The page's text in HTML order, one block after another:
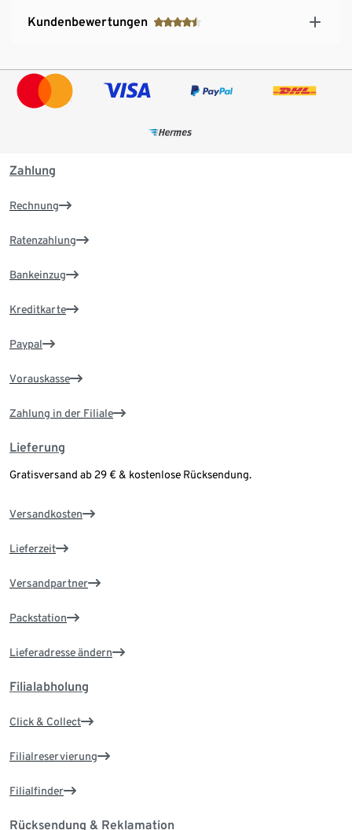
Kundenbewertungen
Zahlung
Rechnung
Ratenzahlung
Bankeinzug
Kreditkarte
Paypal
Vorauskasse
Zahlung in der Filiale
Lieferung
Gratisversand ab 29 € & kostenlose Rücksendung.
Versandkosten
Lieferzeit
Versandpartner
Packstation
Lieferadresse ändern
Filialabholung
Click & Collect
Filialreservierung
Filialfinder
Rücksendung & Reklamation